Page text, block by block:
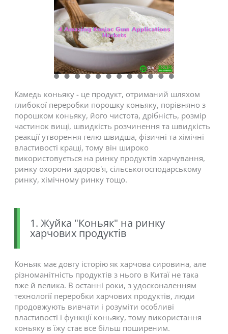
Камедь коньяку - це продукт, отриманий шляхом
глибокої переробки порошку коньяку, порівняно з
порошком коньяку, його чистота, дрібність, розмір
частинок вищі, швидкість розчинення та швидкість
реакції утворення гелю швидша, фізичні та хімічні
властивості кращі, тому він широко
використовується на ринку продуктів харчування,
ринку охорони здоров'я, сільськогосподарському
ринку, хімічному ринку тощо.
1. Жуйка "Коньяк" на ринку
харчових продуктів
Коньяк має довгу історію як харчова сировина, але
різноманітність продуктів з нього в Китаї не така
вже й велика. В останні роки, з удосконаленням
технології переробки харчових продуктів, люди
продовжують вивчати і розуміти особливі
властивості і функції коньяку, тому використання
коньяку в їжу стає все більш поширеним.